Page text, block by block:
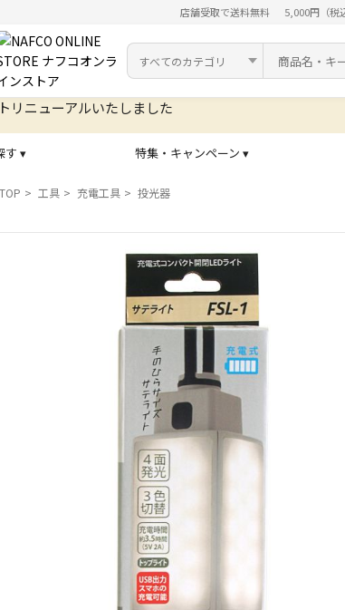
店舗受取で送料無料 5,000円（税
カテゴリ
検索キーワード
ンラインストア お盆期間のご注文・配送・問い合わ
ニューアルいたしました
す ▾ 特集・キャンペーン ▾
工具 充電工具 投光器